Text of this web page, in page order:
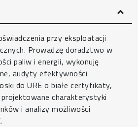
przy eksploatacji
Prowadzę doradztwo w
paliw i energii, wykonuję
audyty efektywności
do URE o białe certyfikaty,
charakterystyki
i analizy możliwości